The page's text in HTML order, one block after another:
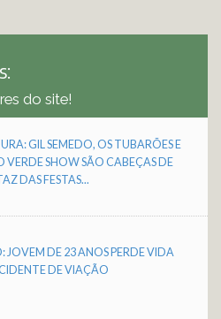
do site!
GIL SEMEDO, OS TUBARÕES E
VERDE SHOW SÃO CABEÇAS DE
DAS FESTAS...
JOVEM DE 23 ANOS PERDE VIDA
DE VIAÇÃO